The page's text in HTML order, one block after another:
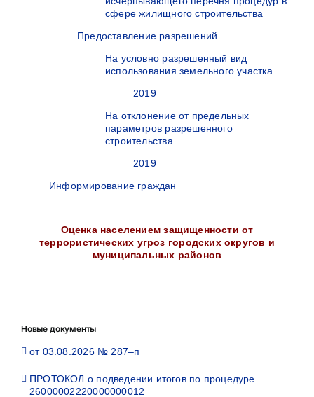
сфере жилищного строительства
Предоставление разрешений
На условно разрешенный вид
использования земельного участка
2019
На отклонение от предельных
параметров разрешенного
строительства
2019
Информирование граждан
Оценка населением защищенности от
террористических угроз городских округов и
муниципальных районов
Новые документы
от 03.08.2026 № 287–п
ПРОТОКОЛ о подведении итогов по процедуре
26000002220000000012